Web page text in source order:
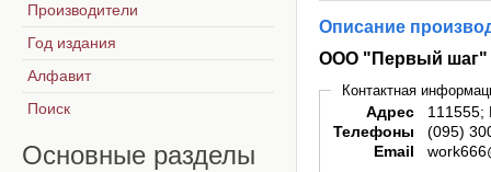
Описание
ООО "Первый шаг"
Контактная
Адрес
111555;
Телефоны
(095)
Email
Производители
Год издания
Алфавит
Поиск
Основные разделы